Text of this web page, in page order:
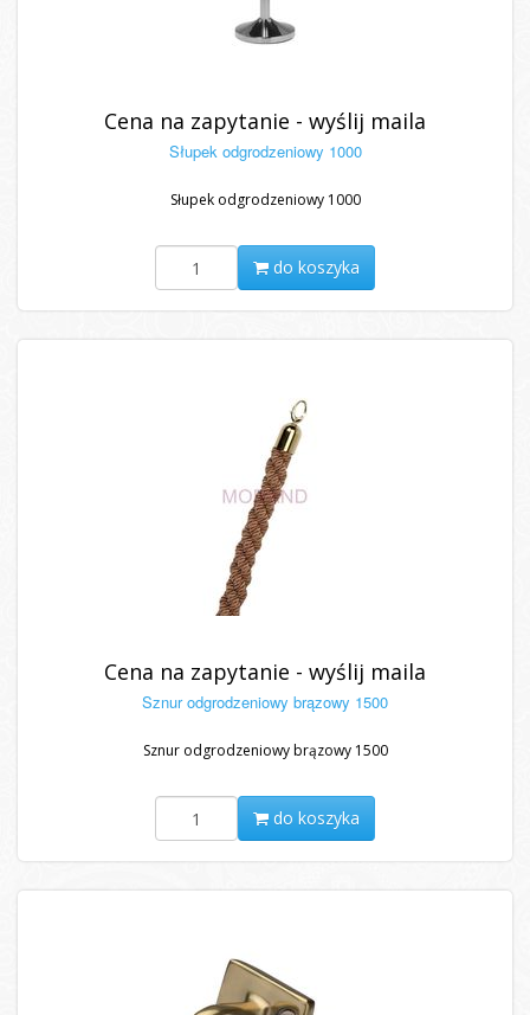
Cena na zapytanie - wyślij maila
Słupek odgrodzeniowy 1000
Słupek odgrodzeniowy 1000
do koszyka
Cena na zapytanie - wyślij maila
Sznur odgrodzeniowy brązowy 1500
Sznur odgrodzeniowy brązowy 1500
do koszyka